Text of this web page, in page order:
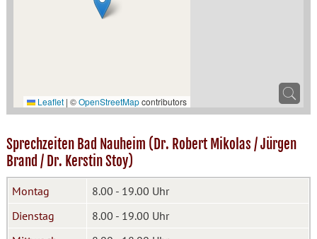
Leaflet | ©OpenStreetMapcontributors
Sprechzeiten Bad Nauheim (Dr. Robert Mikolas / Jürgen
Brand / Dr. Kerstin Stoy)
Montag
8.00 - 19.00 Uhr
Dienstag
8.00 - 19.00 Uhr